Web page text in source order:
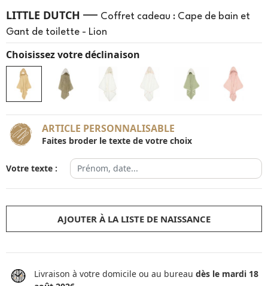
LITTLE DUTCH — Coffret cadeau : Cape de bain et
Gant de toilette - Lion
Choisissez votre déclinaison
ARTICLE PERSONNALISABLE
Faites broder le texte de votre choix
Votre texte :
AJOUTER À LA LISTE DE NAISSANCE
Livraison à votre domicile ou au bureau dès le mardi 18